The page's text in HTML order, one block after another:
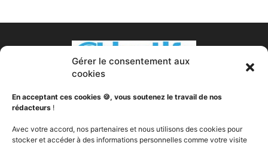
À PROPOS DE NOUS
Gérer le consentement aux
cookies
En acceptant ces cookies 🍪, vous soutenez le travail de nos
rédacteurs !
Avec votre accord, nos partenaires et nous utilisons des cookies pour
stocker et accéder à des informations personnelles comme votre visite